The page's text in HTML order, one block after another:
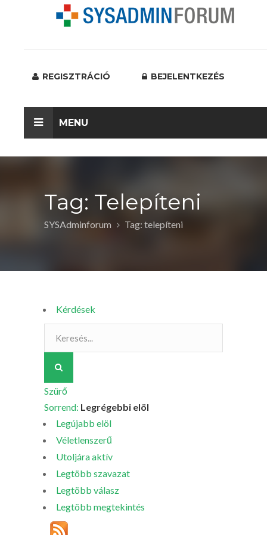
REGISZTRÁCIÓ BEJELENTKEZÉS
MENU
Tag: Telepíteni
SYSAdminforum Tag: telepíteni
Kérdések
Szürő
Sorrend: Legrégebbi elöl
Legújabb elöl
Véletlenszerű
Utoljára aktív
Legtöbb szavazat
Legtöbb válasz
Legtöbb megtekintés